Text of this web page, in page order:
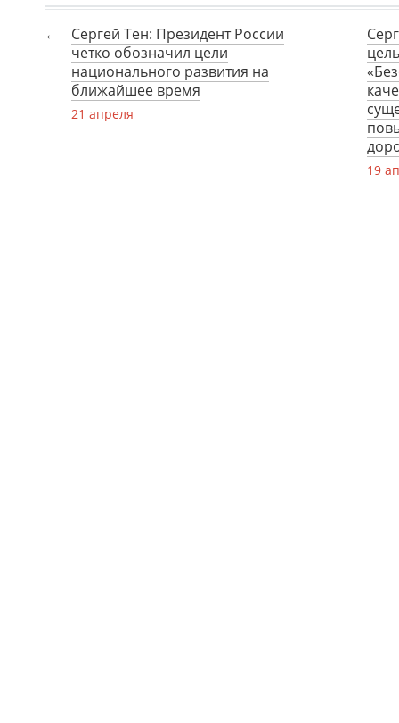
Сергей Тен: Президент России
четко обозначил цели
национального развития на
ближайшее время
21 апреля
19